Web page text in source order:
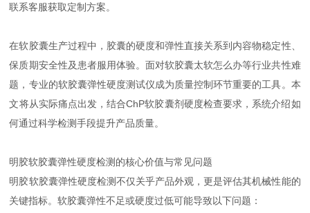
联系客服获取定制方案。
在软胶囊生产过程中，胶囊的硬度和弹性直接关系到内容物稳定性、
保质期安全性及患者服用体验。面对软胶囊太软怎么办等行业共性难
题，专业的软胶囊弹性硬度测试仪成为质量控制环节重要的工具。本
文将从实际痛点出发，结合ChP软胶囊剂硬度检查要求，系统介绍如
何通过科学检测手段提升产品质量。
明胶软胶囊弹性硬度检测的核心价值与常见问题
明胶软胶囊弹性硬度检测不仅关乎产品外观，更是评估其机械性能的
关键指标。软胶囊弹性不足或硬度过低可能导致以下问题：